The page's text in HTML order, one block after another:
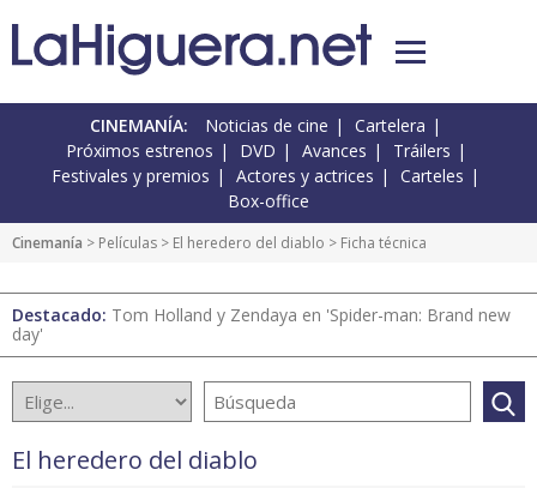
CINEMANÍA: Noticias de cine
Cartelera
Próximos estrenos
DVD Avances
Tráilers
Festivales y premios
Actores y actrices
Carteles
Box-office
Cinemanía > Películas > El heredero del diablo > Ficha técnica
Destacado: Tom Holland y Zendaya en 'Spider-man: Brand new
day'
El heredero del diablo